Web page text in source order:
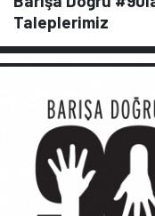
Taleplerimiz